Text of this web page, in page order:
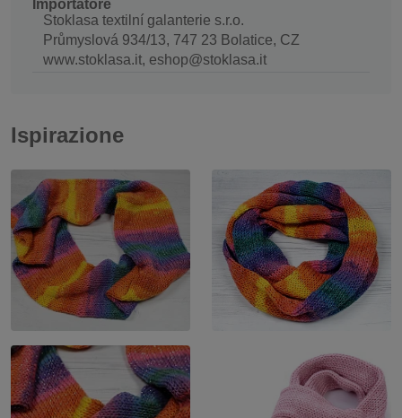
Importatore
Stoklasa textilní galanterie s.r.o.
Průmyslová 934/13, 747 23 Bolatice, CZ
www.stoklasa.it, eshop@stoklasa.it
Ispirazione